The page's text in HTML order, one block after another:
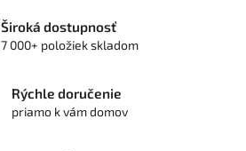
Široká dostupnosť
7 000+ položiek skladom
Rýchle doručenie
priamo k vám domov